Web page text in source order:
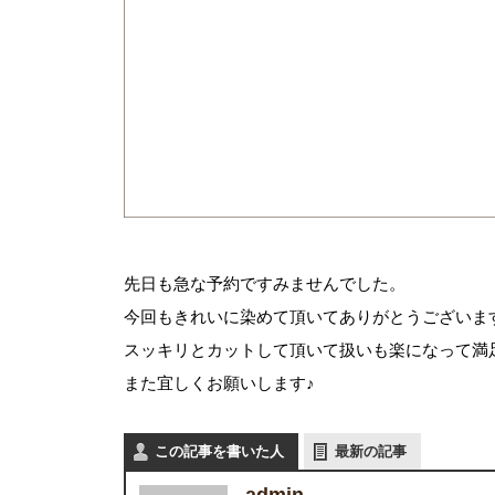
先日も急な予約ですみませんでした。
今回もきれいに染めて頂いてありがとうございま
スッキリとカットして頂いて扱いも楽になって満
また宜しくお願いします♪
この記事を書いた人 最新の記事